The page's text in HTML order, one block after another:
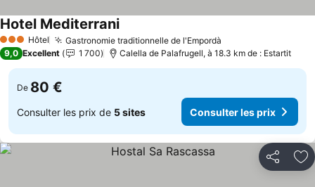
3 ÉtoilesHôtel Gastronomie traditionnelle de l'Empordà
Hotel MediterraniConsulter les prix
9,0 Excellent 1 700 Calella de Palafrugell, à 18.3 km de : Estartit
De 80 €
Consulter les prix de 5 sites Consulter les prix
Partager